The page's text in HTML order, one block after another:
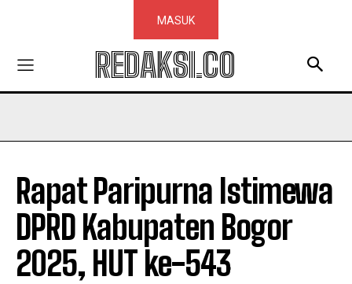
MASUK
REDAKSI.CO
Rapat Paripurna Istimewa
DPRD Kabupaten Bogor
2025, HUT ke-543